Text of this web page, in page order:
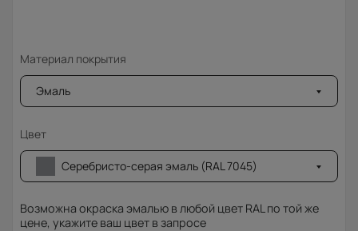
Материал покрытия
Эмаль
Цвет
Серебристо-серая эмаль (RAL 7045)
Возможна окраска эмалью в любой цвет RAL по той же
цене, укажите ваш цвет в запросе